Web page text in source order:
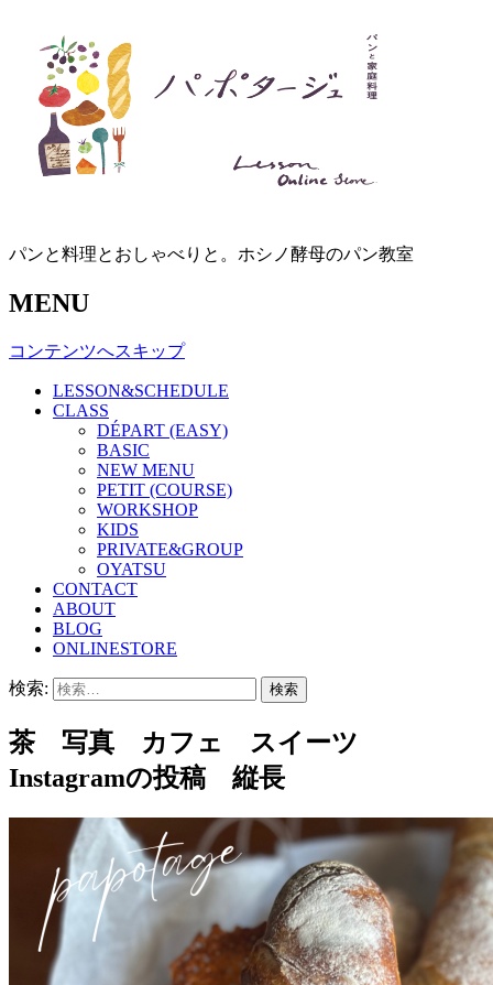
パンと料理とおしゃべりと。ホシノ酵母のパン教室
MENU
コンテンツへスキップ
LESSON&SCHEDULE
CLASS
DÉPART (EASY)
BASIC
NEW MENU
PETIT (COURSE)
WORKSHOP
KIDS
PRIVATE&GROUP
OYATSU
CONTACT
ABOUT
BLOG
ONLINESTORE
検索:
茶 写真 カフェ スイーツ
Instagramの投稿 縦長